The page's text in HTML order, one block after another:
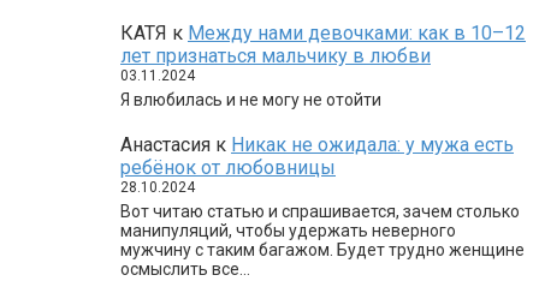
КАТЯ к Между нами девочками: как в 10–12
лет признаться мальчику в любви
03.11.2024
Я влюбилась и не могу не отойти
Анастасия к Никак не ожидала: у мужа есть
ребёнок от любовницы
28.10.2024
Вот читаю статью и спрашивается, зачем столько
манипуляций, чтобы удержать неверного
мужчину с таким багажом. Будет трудно женщине
осмыслить все…